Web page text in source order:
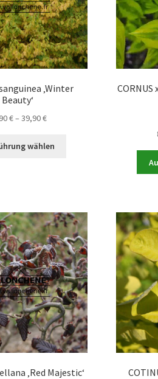
der
Produktseite
gewählt
werden
‚Winter
Beauty‘
€–39,90€Preisspanne:
bis
wählen
Die
Optionen
können
auf
der
Produktseite
gewählt
werden
‚Red Majestic‘